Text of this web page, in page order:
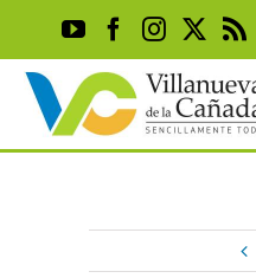
content
YouTubeFacebook
Instagram
X Rss